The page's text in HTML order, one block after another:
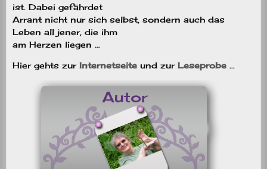
ist. Dabei gefährdet
Arrant nicht nur sich selbst, sondern auch das
Leben all jener, die ihm
am Herzen liegen …
Hier gehts zur Internetseite und zur Leseprobe …